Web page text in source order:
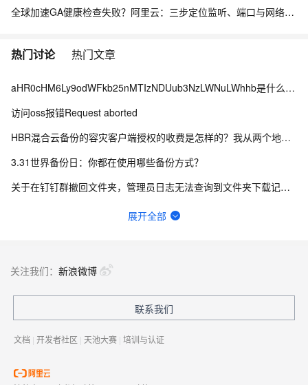
全球加速GA健康检查失败？阿里云：三步定位监听、端口与网络链路
热门讨论 热门文章
aHR0cHM6Ly9odWFkb25nMTIzNDUub3NzLWNuLWhhb是什么情况？
访问oss报错Request aborted
HBR混合云备份的容灾客户端授权的收费是怎样的？我从两个地方看到的不一样，哪个为准？
3.31世界备份日：你都在使用哪些备份方式？
关于在钉钉群撤回文件夹，管理员日志无法查询到文件夹下载记录的问题。
畅意抒怀，以诗会友，写下你的运维打油诗！
https://amp-message.alicdn.com/upload/ 如何存文件到这里
展开全部
关注我们： 新浪微博
联系我们
文档 | 开发者社区 | 天池大赛 | 培训与认证